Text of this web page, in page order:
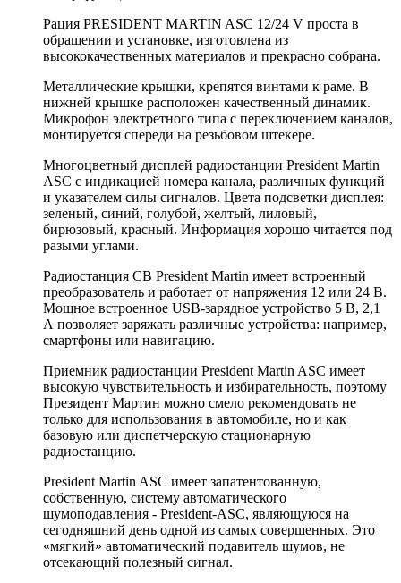
Рация PRESIDENT MARTIN ASC 12/24 V проста в
обращении и установке, изготовлена из
высококачественных материалов и прекрасно собрана.
Металлические крышки, крепятся винтами к раме. В
нижней крышке расположен качественный динамик.
Микрофон электретного типа с переключением каналов,
монтируется спереди на резьбовом штекере.
Многоцветный дисплей радиостанции President Martin
ASC с индикацией номера канала, различных функций
и указателем силы сигналов. Цвета подсветки дисплея:
зеленый, синий, голубой, желтый, лиловый,
бирюзовый, красный. Информация хорошо читается под
разыми углами.
Радиостанция CB President Martin имеет встроенный
преобразователь и работает от напряжения 12 или 24 В.
Мощное встроенное USB-зарядное устройство 5 В, 2,1
А позволяет заряжать различные устройства: например,
смартфоны или навигацию.
Приемник радиостанции President Martin ASC имеет
высокую чувствительность и избирательность, поэтому
Президент Мартин можно смело рекомендовать не
только для использования в автомобиле, но и как
базовую или диспетчерскую стационарную
радиостанцию.
President Martin ASC имеет запатентованную,
собственную, систему автоматического
шумоподавления - President-ASC, являющуюся на
сегодняшний день одной из самых совершенных. Это
«мягкий» автоматический подавитель шумов, не
отсекающий полезный сигнал.